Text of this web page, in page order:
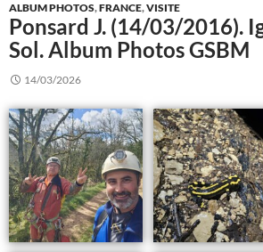
ALBUM PHOTOS,FRANCE,VISITE
Ponsard J. (14/03/2016).
Sol. Album Photos GSBM
14/03/2026